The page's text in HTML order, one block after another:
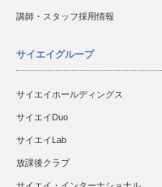
講師・スタッフ採用情報
サイエイグループ
サイエイホールディングス
サイエイDuo
サイエイLab
放課後クラブ